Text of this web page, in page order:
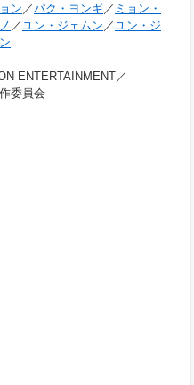
ン ／パク・ヨンギ／ ミョン・
／ユン・ジェムン ／ユン・ジ
ENTERTAINMENT／
委員会